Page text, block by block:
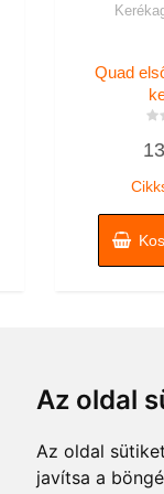
Az oldal
Az oldal
javítsa a
Quad
0